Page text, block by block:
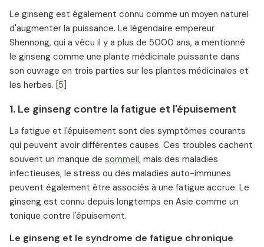
Le ginseng est également connu comme un moyen naturel
d'augmenter la puissance. Le légendaire empereur
Shennong, qui a vécu il y a plus de 5000 ans, a mentionné
le ginseng comme une plante médicinale puissante dans
son ouvrage en trois parties sur les plantes médicinales et
les herbes. [5]
1. Le ginseng contre la fatigue et l'épuisement
La fatigue et l'épuisement sont des symptômes courants
qui peuvent avoir différentes causes. Ces troubles cachent
souvent un manque de sommeil, mais des maladies
infectieuses, le stress ou des maladies auto-immunes
peuvent également être associés à une fatigue accrue. Le
ginseng est connu depuis longtemps en Asie comme un
tonique contre l'épuisement.
Le ginseng et le syndrome de fatigue chronique